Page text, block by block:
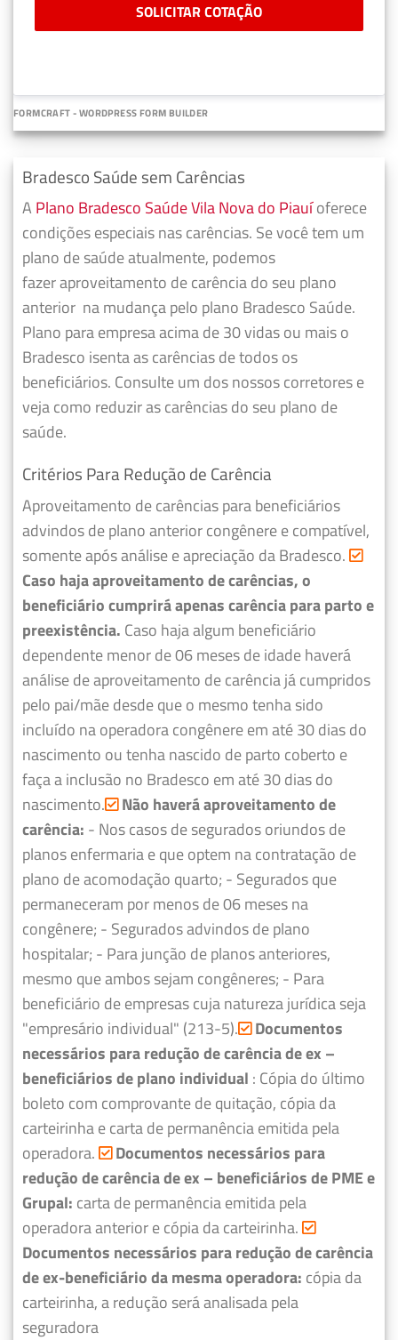
SOLICITAR COTAÇÃO
FORMCRAFT - WORDPRESS FORM BUILDER
Bradesco Saúde sem Carências
A Plano Bradesco Saúde Vila Nova do Piauíoferece
condições especiais nas carências. Se você tem um
plano de saúde atualmente, podemos
fazeraproveitamento de carência do seu plano
anterior na mudança pelo plano Bradesco Saúde.
Plano para empresa acima de 30 vidas ou mais o
Bradesco isenta as carências de todos os
beneficiários. Consulte um dos nossos corretores e
veja como reduzir as carências do seu plano de
saúde.
Critérios Para Redução de Carência
Aproveitamento de carências para beneficiários
advindos de plano anterior congênere e compatível,
somente após análise e apreciação da Bradesco.
Caso haja aproveitamento de carências, o
beneficiário cumprirá apenas carência para parto e
preexistência. Caso haja algum beneficiário
dependente menor de 06 meses de idade haverá
análise de aproveitamento de carência já cumpridos
pelo pai/mãe desde que o mesmo tenha sido
incluído na operadora congênere em até 30 dias do
nascimento ou tenha nascido de parto coberto e
faça a inclusão no Bradesco em até 30 dias do
nascimento. Não haverá aproveitamento de
carência: - Nos casos de segurados oriundos de
planos enfermaria e que optem na contratação de
plano de acomodação quarto; - Segurados que
permaneceram por menos de 06 meses na
congênere; - Segurados advindos de plano
hospitalar; - Para junção de planos anteriores,
mesmo que ambos sejam congêneres; - Para
beneficiário de empresas cuja natureza jurídica seja
"empresário individual" (213-5). Documentos
necessários para redução de carência de ex –
beneficiários de plano individual : Cópia do último
boleto com comprovante de quitação, cópia da
carteirinha e carta de permanência emitida pela
operadora.
Documentos necessários para
redução de carência de ex – beneficiários de PME e
Grupal: carta de permanência emitida pela
operadora anterior e cópia da carteirinha.
Documentos necessários para redução de carência
de ex-beneficiário da mesma operadora: cópia da
carteirinha, a redução será analisada pela
seguradora